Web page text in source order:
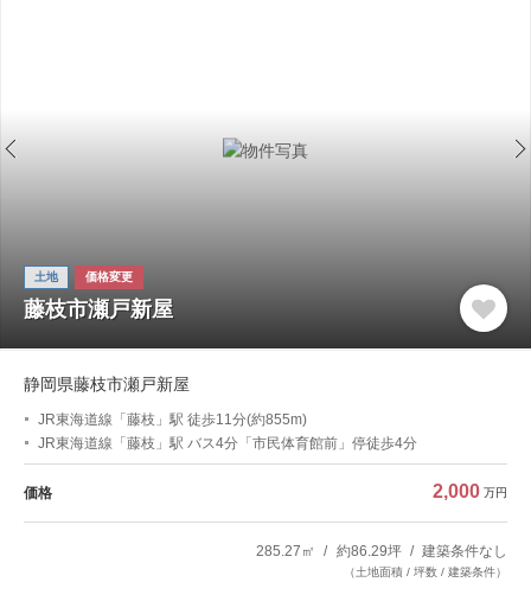
土地 価格変更
藤枝市瀬戸新屋
静岡県藤枝市瀬戸新屋
JR東海道線「藤枝」駅 徒歩11分(約855m)
JR東海道線「藤枝」駅 バス4分「市民体育館前」停徒歩4分
価格 2,000 万円
285.27㎡ 約86.29坪 建築条件なし
（土地面積 / 坪数 / 建築条件）